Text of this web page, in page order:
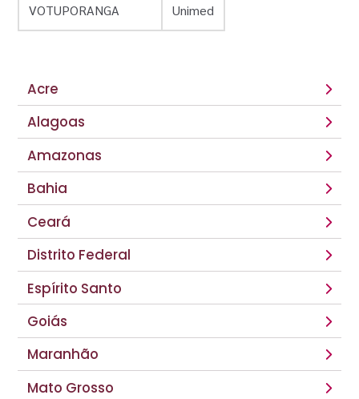
VOTUPORANGA Unimed
Acre
Alagoas
Amazonas
Bahia
Ceará
Distrito Federal
Espírito Santo
Goiás
Maranhão
Mato Grosso